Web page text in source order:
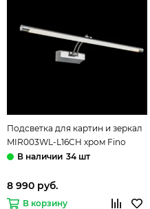
Подсветка для картин и зеркал
MIR003WL-L16CH хром Fino
Maytoni
34 шт
8 990 руб.
В корзину